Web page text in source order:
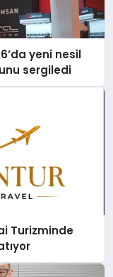
yeni nesil
sergiledi
Turizminde